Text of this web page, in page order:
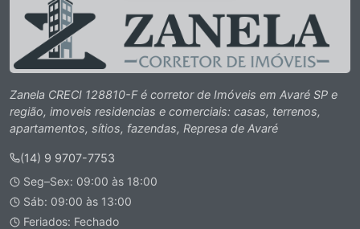
Zanela CRECI 128810-F é corretor de Imóveis em Avaré SP e
região, imoveis residencias e comerciais: casas, terrenos,
apartamentos, sítios, fazendas, Represa de Avaré
(14) 9 9707-7753
Seg–Sex: 09:00 às 18:00
Sáb: 09:00 às 13:00
Feriados: Fechado